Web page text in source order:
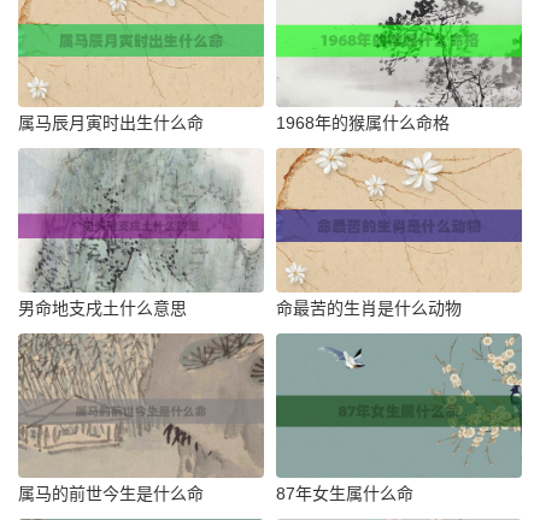
属马辰月寅时出生什么命 1968年的猴属什么命格
男命地支戌土什么意思 命最苦的生肖是什么动物
属马的前世今生是什么命 87年女生属什么命